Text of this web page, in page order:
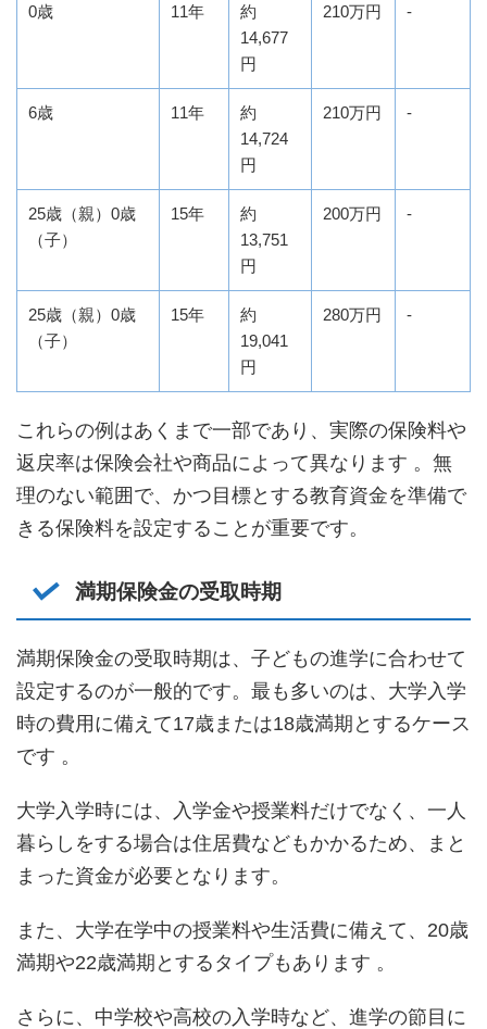
0歳 11年
約
14,677
円
210万円 -
6歳 11年
約
14,724
円
210万円 -
25歳（親）0歳
（子）
15年
約
13,751
円
200万円 -
25歳（親）0歳
（子）
15年
約
19,041
円
280万円 -
これらの例はあくまで一部であり、実際の保険料や
返戻率は保険会社や商品によって異なります 。無
理のない範囲で、かつ目標とする教育資金を準備で
きる保険料を設定することが重要です。
満期保険金の受取時期
満期保険金の受取時期は、子どもの進学に合わせて
設定するのが一般的です。最も多いのは、大学入学
時の費用に備えて17歳または18歳満期とするケース
です 。
大学入学時には、入学金や授業料だけでなく、一人
暮らしをする場合は住居費などもかかるため、まと
まった資金が必要となります。
また、大学在学中の授業料や生活費に備えて、20歳
満期や22歳満期とするタイプもあります 。
さらに、中学校や高校の入学時など、進学の節目に